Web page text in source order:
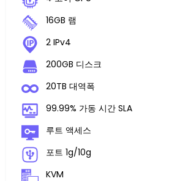
16GB 램
2 IPv4
200GB 디스크
20TB 대역폭
99.99% 가동 시간 SLA
루트 액세스
포트 1g/10g
KVM